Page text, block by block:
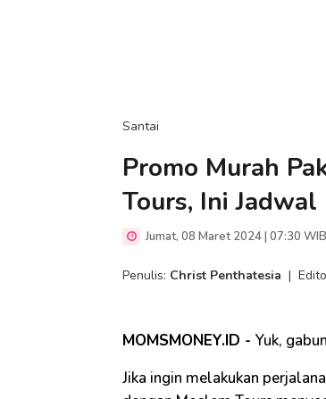
Santai
Promo Murah
Tours, Ini
Jumat, 08 Maret 2024 | 07:30 WIB
Penulis: Christ Penthatesia |
MOMSMONEY.ID - Yuk,
Jika ingin melakukan